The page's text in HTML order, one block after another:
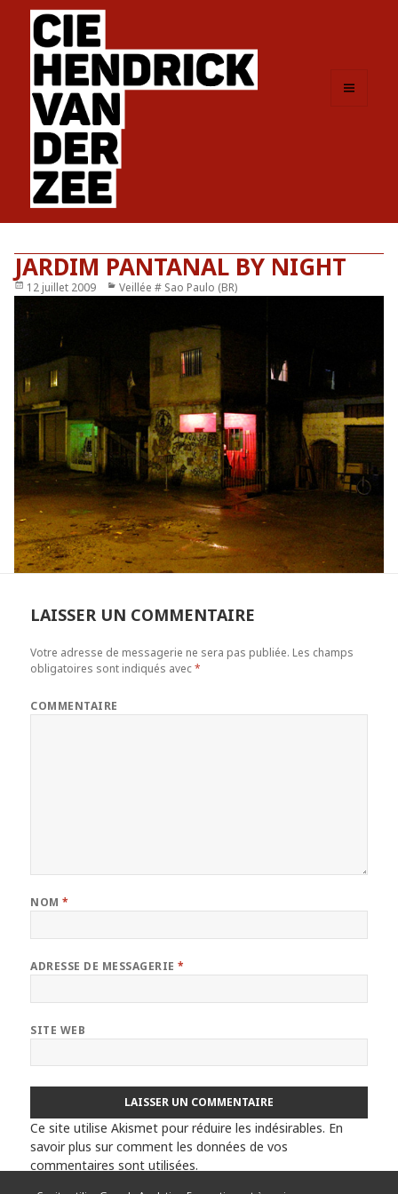
JARDIM PANTANAL BY NIGHT
Publié
12 juillet 2009 Catégories
Veillée # Sao Paulo (BR)
LAISSER UN COMMENTAIRE
Votre adresse de messagerie ne sera pas publiée. Les champs
obligatoires sont indiqués avec*
COMMENTAIRE
NOM*
ADRESSE DE MESSAGERIE*
SITE WEB
Ce site utilise Akismet pour réduire les indésirables. En
savoir plus sur comment les données de vos
commentaires sont utilisées.